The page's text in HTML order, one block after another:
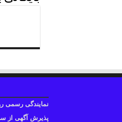
نمایندگی رسمی
پذیرش آگهی از